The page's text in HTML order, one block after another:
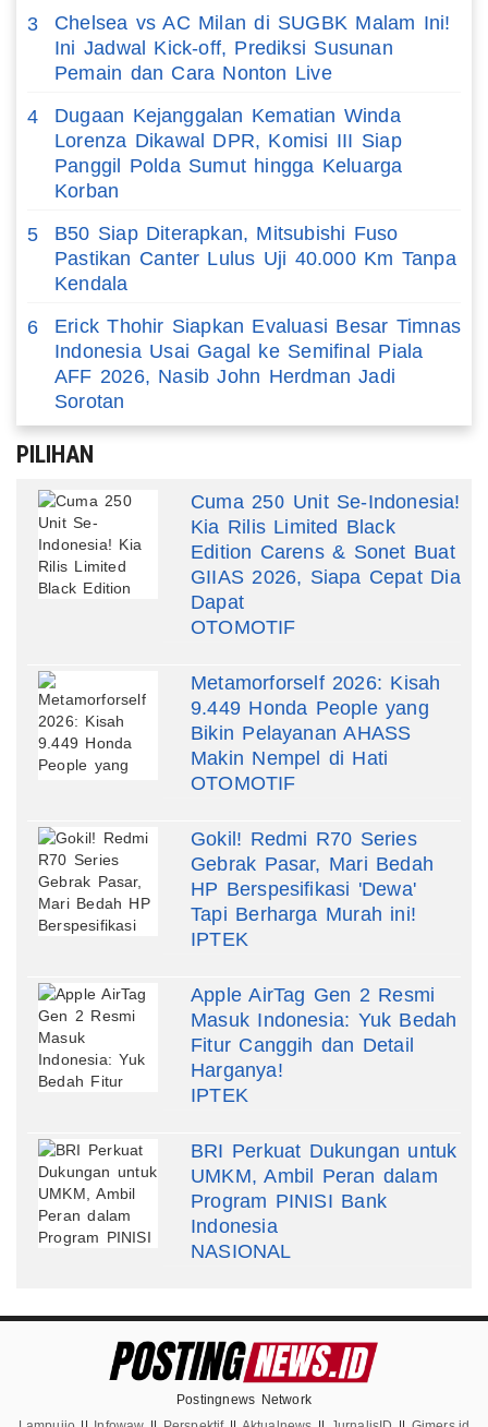
3
Chelsea vs AC Milan di SUGBK Malam Ini!
Ini Jadwal Kick-off, Prediksi Susunan
Pemain dan Cara Nonton Live
4
Dugaan Kejanggalan Kematian Winda
Lorenza Dikawal DPR, Komisi III Siap
Panggil Polda Sumut hingga Keluarga
Korban
5
B50 Siap Diterapkan, Mitsubishi Fuso
Pastikan Canter Lulus Uji 40.000 Km Tanpa
Kendala
6
Erick Thohir Siapkan Evaluasi Besar Timnas
Indonesia Usai Gagal ke Semifinal Piala
AFF 2026, Nasib John Herdman Jadi
Sorotan
PILIHAN
Cuma 250 Unit Se-Indonesia!
Kia Rilis Limited Black
Edition Carens & Sonet Buat
GIIAS 2026, Siapa Cepat Dia
Dapat
OTOMOTIF
Metamorforself 2026: Kisah
9.449 Honda People yang
Bikin Pelayanan AHASS
Makin Nempel di Hati
OTOMOTIF
Gokil! Redmi R70 Series
Gebrak Pasar, Mari Bedah
HP Berspesifikasi 'Dewa'
Tapi Berharga Murah ini!
IPTEK
Apple AirTag Gen 2 Resmi
Masuk Indonesia: Yuk Bedah
Fitur Canggih dan Detail
Harganya!
IPTEK
BRI Perkuat Dukungan untuk
UMKM, Ambil Peran dalam
Program PINISI Bank
Indonesia
NASIONAL
Postingnews Network